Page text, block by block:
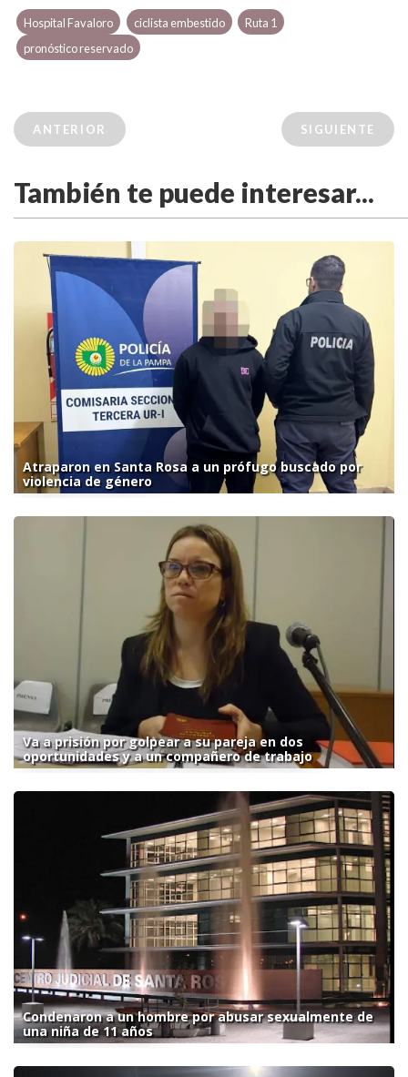
Hospital Favaloro ciclista embestido
Ruta 1
pronóstico reservado
ANTERIOR SIGUIENTE
También te puede interesar...
Atraparon en Santa Rosa a un prófugo buscado por
violencia de género
Va a prisión por golpear a su pareja en dos
oportunidades y a un compañero de trabajo
Condenaron a un hombre por abusar sexualmente de
una niña de 11 años